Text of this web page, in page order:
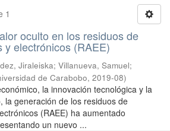
1
oculto en los residuos de
y electrónicos (RAEE)
Jiraleiska; Villanueva, Samuel;
de Carabobo, 2019-08)
la innovación tecnológica y la
la generación de los residuos de
(RAEE) ha aumentado
un nuevo ...